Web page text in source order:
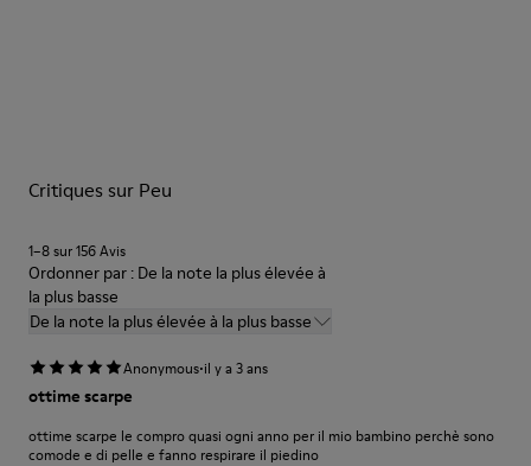
des chaussures
Critiques sur Peu
1–8 sur 156 Avis
Ordonner par : De la note la plus élevée à
la plus basse
De la note la plus élevée à la plus basse
Anonymous·il y a 3 ans
ottime scarpe
ottime scarpe le compro quasi ogni anno per il mio bambino perchè sono
comode e di pelle e fanno respirare il piedino